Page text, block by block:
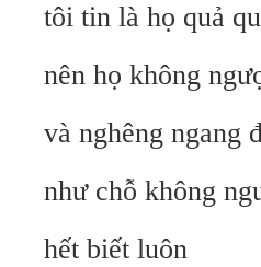
tôi tin là họ quả
nên họ không
và nghêng ngang
như chỗ không
hết biết luôn